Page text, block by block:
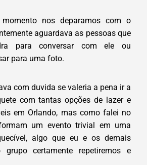
nos deparamos com o
aguardava as pessoas que
para conversar com ele ou
para uma foto.
com duvida se valeria a pena ir a
com tantas opções de lazer e
em Orlando, mas como falei no
um evento trivial em uma
algo que eu e os demais
grupo certamente repetiremos e